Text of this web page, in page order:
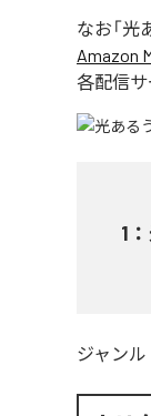
なお「光
Amazon
各配信サ
1 ：
ジャンル